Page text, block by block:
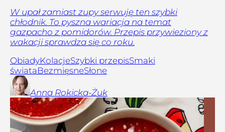
W upał zamiast zupy serwuję ten szybki
chłodnik. To pyszna wariacja na temat
gazpacho z pomidorów. Przepis przywieziony z
wakacji sprawdza się co roku.
ObiadyKolacjeSzybki przepisSmaki
świataBezmięsneSłone
Anna Rokicka-Żuk